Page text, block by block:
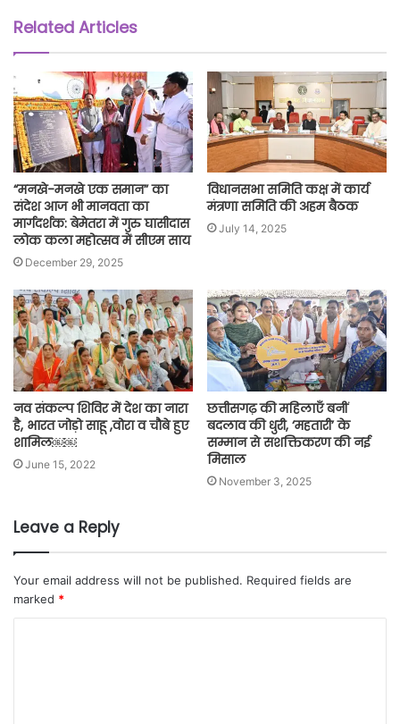
Related Articles
“मनखे-मनखे एक समान” का
संदेश आज भी मानवता का
मार्गदर्शक: बेमेतरा में गुरु घासीदास
लोक कला महोत्सव में सीएम साय
December 29, 2025
विधानसभा समिति कक्ष में कार्य
मंत्रणा समिति की अहम बैठक
July 14, 2025
नव संकल्प शिविर में देश का नारा
है, भारत जोड़ो साहू ,वोरा व चौबे हुए
शामिल￼￼
June 15, 2022
छत्तीसगढ़ की महिलाएँ बनीं
बदलाव की धुरी, ‘महतारी’ के
सम्मान से सशक्तिकरण की नई
मिसाल
November 3, 2025
Leave a Reply
Your email address will not be published. Required fields are
marked *